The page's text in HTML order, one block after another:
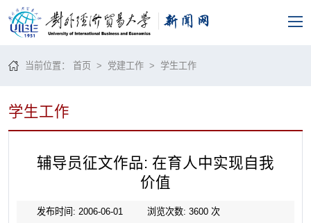
当前位置：首页 > 党建工作 > 学生工作
学生工作
辅导员征文作品: 在育人中实现自我
价值
发布时间: 2006-06-01 浏览次数: 3600次